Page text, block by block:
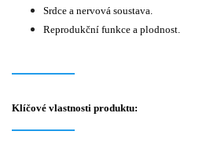
Srdce a nervová soustava.
Reprodukční funkce a plodnost.
Klíčové vlastnosti produktu: